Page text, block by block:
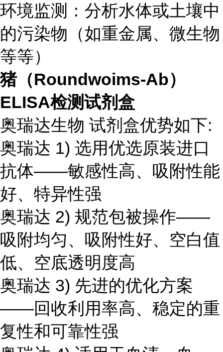
环境监测：分析水体或土壤中
的污染物（如重金属、微生物
等等）
猪（Roundwoims-Ab）
ELISA检测试剂盒
奥瑞达生物 试剂盒优势如下:
奥瑞达 1) 选用优选原装进口
抗体——敏感性高、吸附性能
好、特异性强
奥瑞达 2) 规范包被操作——
吸附均匀、吸附性好、空白值
低、空底透明度高
奥瑞达 3) 先进的优化方案
——回收利用率高、稳定的重
复性和可靠性强